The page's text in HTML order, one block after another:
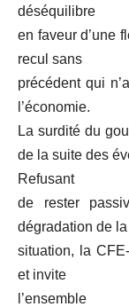
déséquilibre
en faveur d’une
recul sans
précédent qui
l’économie.
La surdité du
de la suite des
Refusant
de rester
dégradation de la
situation, la
et invite
l’ensemble